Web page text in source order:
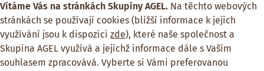
Vítáme Vás na stránkách Skupiny AGEL. Na těchto webových
stránkách se používají cookies (bližší informace k jejich
využívání jsou k dispozici zde), které naše společnost a
Skupina AGEL využívá a jejichž informace dále s Vaším
souhlasem zpracovává. Vyberte si Vámi preferovanou